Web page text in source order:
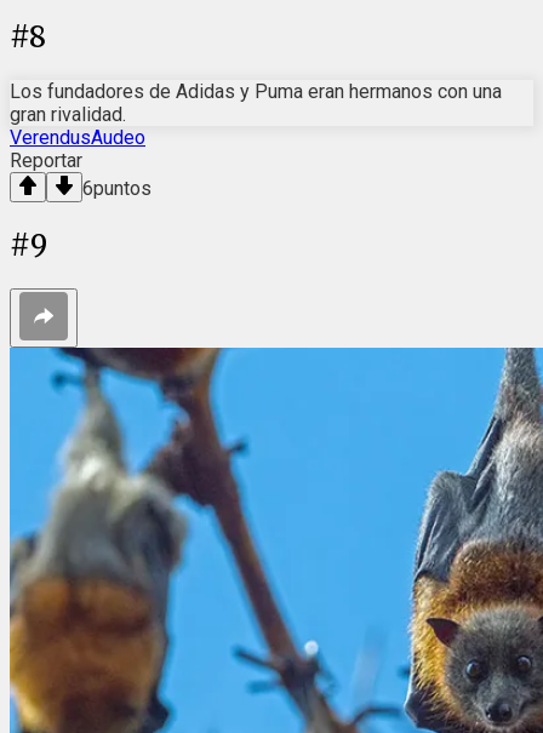
#8
Los fundadores de Adidas y Puma eran hermanos con una
gran rivalidad.
VerendusAudeo
Reportar
6puntos
#9